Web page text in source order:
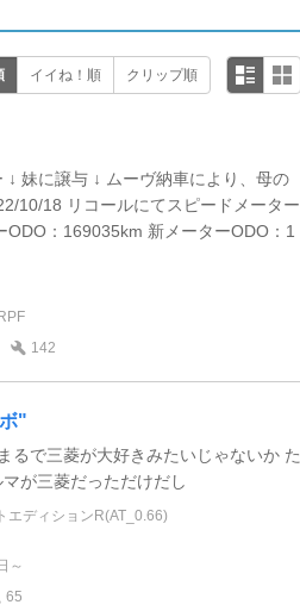
イイね！順 クリップ順
↓ 妹に譲与 ↓ ムーヴ納車により、母の
10/18 リコールにてスピードメーター
ODO：169035km 新メーターODO：1
142
"
るで三菱が大好きみたいじゃないか た
が三菱だっただけだし
エディションR(AT_0.66)
～
65